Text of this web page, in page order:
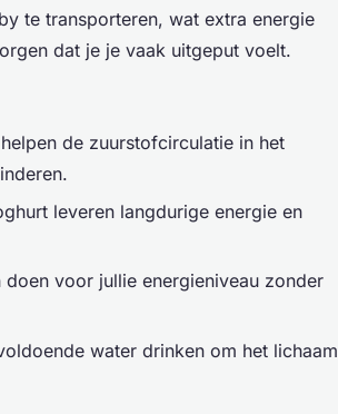
te transporteren, wat extra energie
dat je je vaak uitgeput voelt.
de zuurstofcirculatie in het
leveren langdurige energie en
voor jullie energieniveau zonder
water drinken om het lichaam